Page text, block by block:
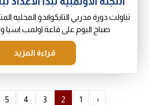
تناولت دورة مدربي التايكواندو المحليه
صباح اليوم على قاعة اولمب اسيا
قراءة المزيد
‹
1
2
3
4
5